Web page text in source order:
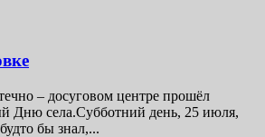
– досуговом центре прошёл
Дню села.Субботний день, 25 июля,
бы знал,...